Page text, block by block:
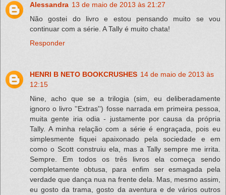
Alessandra 13 de maio de 2013 às 21:27
Não gostei do livro e estou pensando muito se vou
continuar com a série. A Tally é muito chata!
Responder
HENRI B NETO BOOKCRUSHES 14 de maio de 2013 às
12:15
Nine, acho que se a trilogia (sim, eu deliberadamente
ignoro o livro ''Extras'') fosse narrada em primeira pessoa,
muita gente iria odia - justamente por causa da própria
Tally. A minha relação com a série é engraçada, pois eu
simplesmente fiquei apaixonado pela sociedade e em
como o Scott construiu ela, mas a Tally sempre me irrita.
Sempre. Em todos os três livros ela começa sendo
completamente obtusa, para enfim ser esmagada pela
verdade que dança nua na frente dela. Mas, mesmo assim,
eu gosto da trama, gosto da aventura e de vários outros